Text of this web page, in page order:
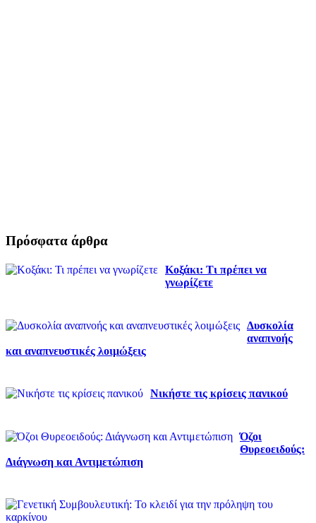
Πρόσφατα άρθρα
Κοξάκι: Τι πρέπει να
γνωρίζετε
Δυσκολία
αναπνοής
και αναπνευστικές λοιμώξεις
Νικήστε τις κρίσεις πανικού
Όζοι
Θυρεοειδούς:
Διάγνωση και Αντιμετώπιση